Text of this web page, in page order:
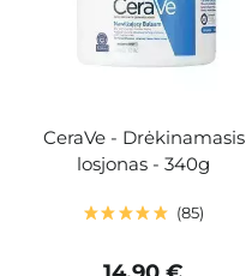
CeraVe - Drėkinamasis
losjonas - 340g
85